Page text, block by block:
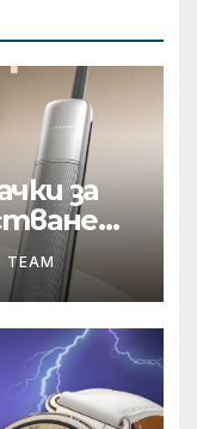
за
TEAM